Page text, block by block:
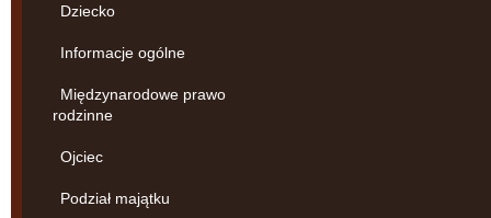
Dziecko
Informacje ogólne
Międzynarodowe prawo
rodzinne
Ojciec
Podział majątku